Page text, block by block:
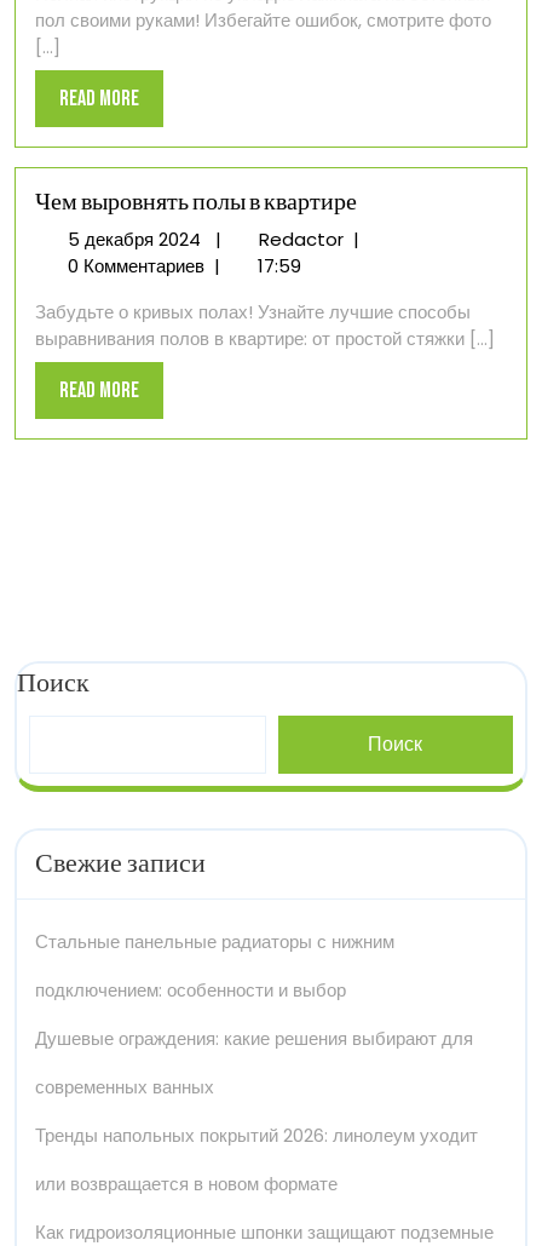
на
пол своими руками! Избегайте ошибок, смотрите фото
[...]
Read MoreRead
More
Чем выровнять полы в квартире
5 декабря 20245
декабря
| RedactorЧем
в
квартире
|
0 Комментариев |
17:59
Забудьте о кривых полах! Узнайте лучшие способы
выравнивания полов в квартире: от простой стяжки [...]
Read MoreRead
More
Поиск
Поиск
Свежие записи
Стальные панельные радиаторы с нижним
подключением: особенности и выбор
Душевые ограждения: какие решения выбирают для
современных ванных
Тренды напольных покрытий 2026: линолеум уходит
или возвращается в новом формате
Как гидроизоляционные шпонки защищают подземные